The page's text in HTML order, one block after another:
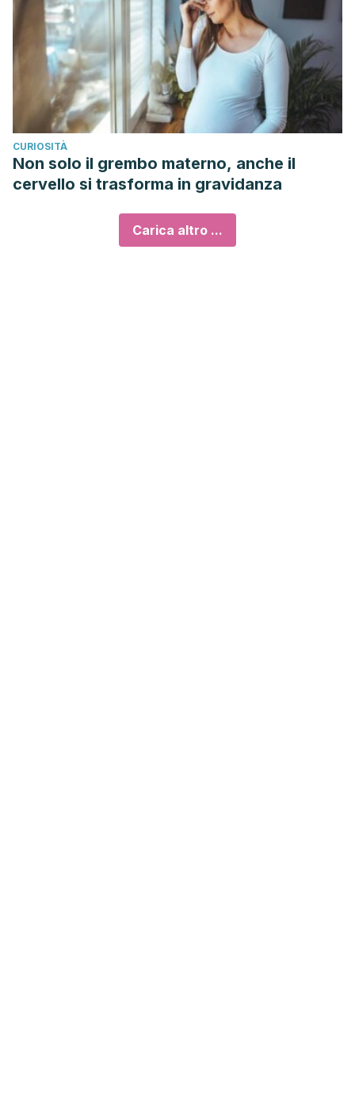
CURIOSITÀ
Non solo il grembo materno, anche il
cervello si trasforma in gravidanza
Carica altro ...